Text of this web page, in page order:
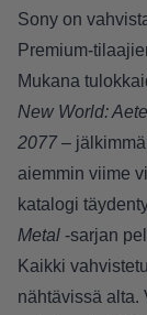
Sony on
Premium-
Mukana
New World:
2077–
aiemmin viime
katalogi
Metal -sarjan
Kaikki
nähtävissä alta.